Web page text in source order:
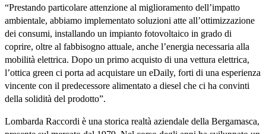
“Prestando particolare attenzione al miglioramento dell’impatto
ambientale, abbiamo implementato soluzioni atte all’ottimizzazione
dei consumi, installando un impianto fotovoltaico in grado di
coprire, oltre al fabbisogno attuale, anche l’energia necessaria alla
mobilità elettrica. Dopo un primo acquisto di una vettura elettrica,
l’ottica green ci porta ad acquistare un eDaily, forti di una esperienza
vincente con il predecessore alimentato a diesel che ci ha convinti
della solidità del prodotto”.
Lombarda Raccordi è una storica realtà aziendale della Bergamasca,